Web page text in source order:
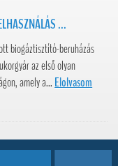
...
biogáztisztító-beruházás
az első olyan
amely a... Elolvasom